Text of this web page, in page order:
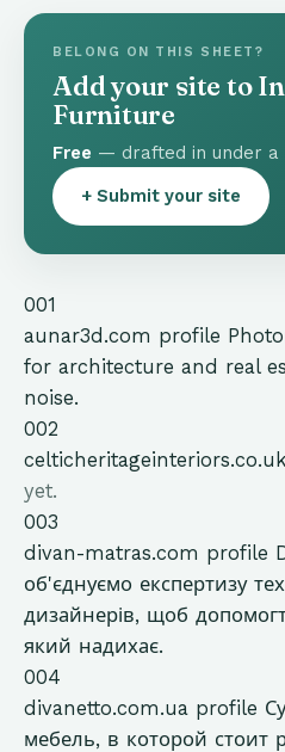
BELONG ON THIS SHEET?
Add your site to
Furniture
Free — drafted in under a
+ Submit your site
001
aunar3d.com profile
for architecture and real
noise.
002
celticheritageinteriors.co.uk
yet.
003
divan-matras.com profile
об'єднуємо експертизу
дизайнерів, щоб
який надихає.
004
divanetto.com.ua profile
мебель, в которой стоит